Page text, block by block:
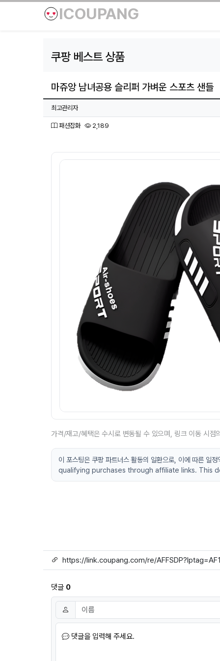
ICOUPANG
쿠팡 베스트 상품
마쥬앙 남녀공용 슬리퍼 가벼운 스포츠 샌들
페이지 정보
작성자
최고관리자
분류
패션잡화 2,189
본문
가격/재고/혜택은 수시로 변동될 수 있으며, 링크 이동 시점
이 포스팅은 쿠팡 파트너스 활동의 일환으로, 이에 따른
qualifying purchases through affiliate links.
링크
댓글 0
댓글쓰기
이름 필수
댓글을 입력해 주세요.